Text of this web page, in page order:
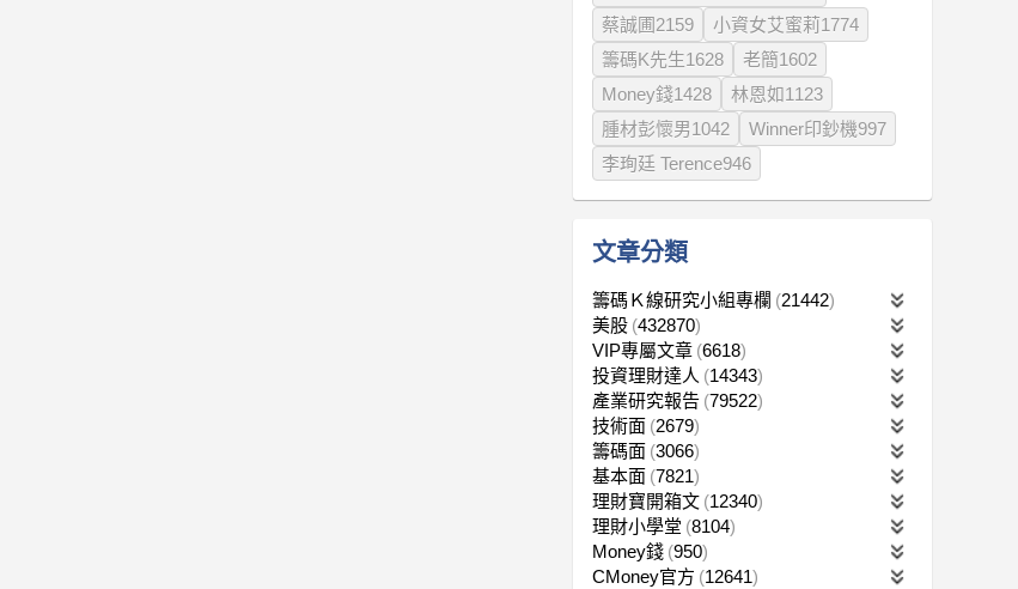
蔡誠圃2159
小資女艾蜜莉1774
籌碼K先生1628
老簡1602
Money錢1428
林恩如1123
腫材彭懷男1042
Winner印鈔機997
李珣廷 Terence946
文章分類
籌碼Ｋ線研究小組專欄
21442
美股 432870
VIP專屬文章 6618
投資理財達人
14343
產業研究報告 79522
技術面 2679
籌碼面 3066
基本面 7821
理財寶開箱文 12340
理財小學堂 8104
Money錢 950
CMoney官方 12641